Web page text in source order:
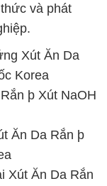
và phát
Xút Ăn Da
Korea
þ Xút NaOH
Ăn Da Rắn þ
Xút Ăn Da Rắn